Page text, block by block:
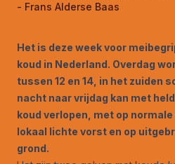
- Frans Alderse Baas
Het is deze week voor
koud in Nederland. Overdag
tussen 12 en 14, in het zuiden
nacht naar vrijdag kan met
koud verlopen, met op
lokaal lichte vorst en op
grond.